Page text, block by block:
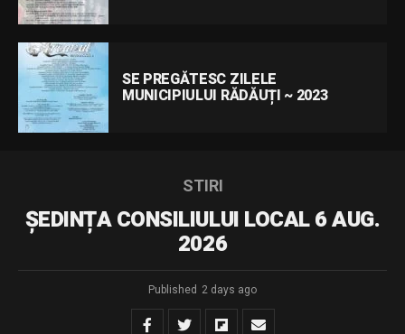
SE PREGĂTESC ZILELE
MUNICIPIULUI RĂDĂUȚI ~ 2023
STIRI
ȘEDINȚA CONSILIULUI LOCAL 6 AUG.
2026
Published 2 days ago